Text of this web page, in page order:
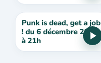
Punk is dead, get a job
! du 6 décembre 2023
à 21h